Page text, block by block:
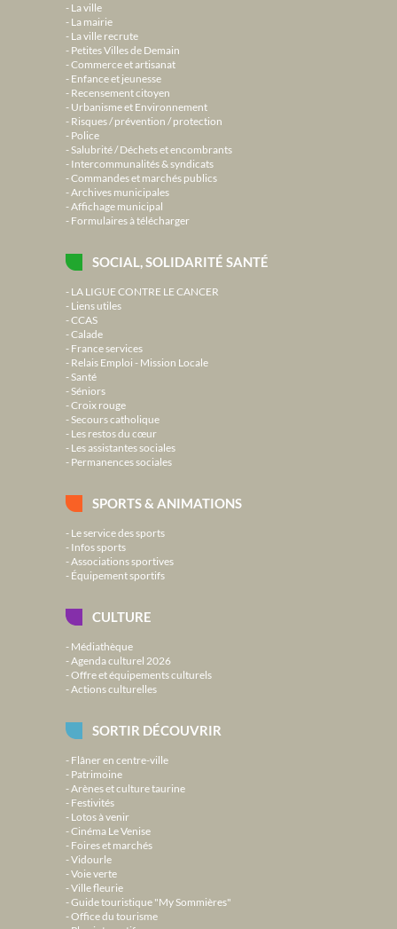
La ville
La mairie
La ville recrute
Petites Villes de Demain
Commerce et artisanat
Enfance et jeunesse
Recensement citoyen
Urbanisme et Environnement
Risques / prévention / protection
Police
Salubrité / Déchets et encombrants
Intercommunalités & syndicats
Commandes et marchés publics
Archives municipales
Affichage municipal
Formulaires à télécharger
SOCIAL, SOLIDARITÉ SANTÉ
LA LIGUE CONTRE LE CANCER
Liens utiles
CCAS
Calade
France services
Relais Emploi - Mission Locale
Santé
Séniors
Croix rouge
Secours catholique
Les restos du cœur
Les assistantes sociales
Permanences sociales
SPORTS & ANIMATIONS
Le service des sports
Infos sports
Associations sportives
Équipement sportifs
CULTURE
Médiathèque
Agenda culturel 2026
Offre et équipements culturels
Actions culturelles
SORTIR DÉCOUVRIR
Flâner en centre-ville
Patrimoine
Arènes et culture taurine
Festivités
Lotos à venir
Cinéma Le Venise
Foires et marchés
Vidourle
Voie verte
Ville fleurie
Guide touristique "My Sommières"
Office du tourisme